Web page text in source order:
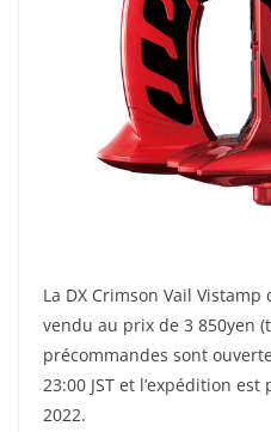
La DX Crimson Vail Vistamp
vendu au prix de 3 850yen
précommandes sont
23:00 JST et l’expédition
2022.